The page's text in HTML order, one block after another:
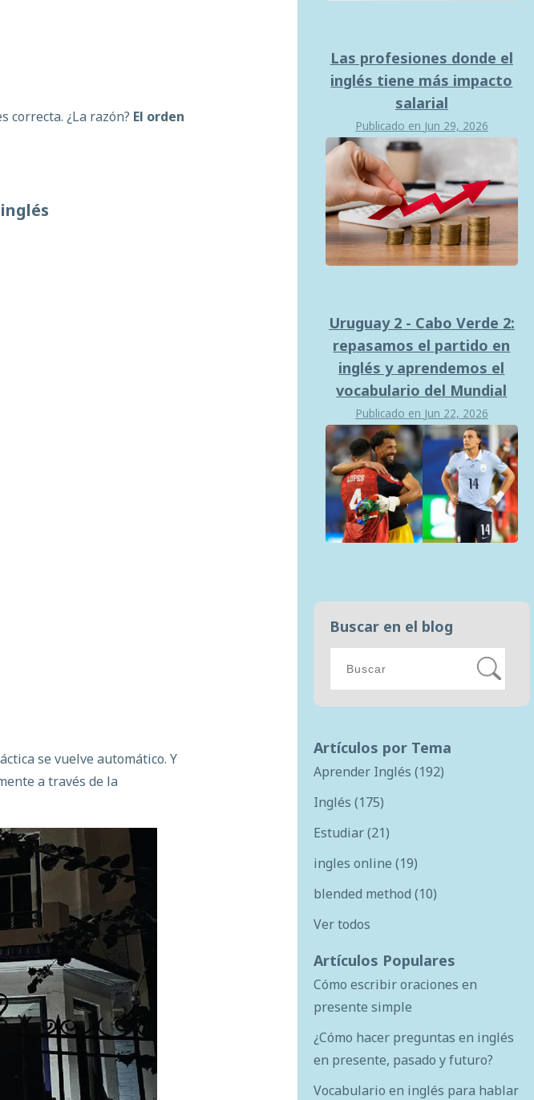
correcta. ¿La razón? El orden
inglés
se vuelve automático. Y
a través de la
Las profesiones donde el
inglés tiene más impacto
salarial
Publicado en Jun 29, 2026
Uruguay 2 - Cabo Verde 2:
repasamos el partido en
inglés y aprendemos el
vocabulario del Mundial
Publicado en Jun 22, 2026
Buscar en el blog
Artículos por Tema
Aprender Inglés (192)
Inglés (175)
Estudiar(21)
ingles online (19)
blended method (10)
Ver todos
Artículos Populares
Cómo escribir oraciones en
presente simple
¿Cómo hacer preguntas en inglés
en presente, pasado y futuro?
Vocabulario en inglés para hablar